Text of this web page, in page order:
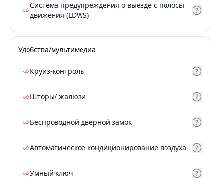
Система предупреждения о выезде с полосы
движения (LDWS)
Удобства/мультимедиа
Круиз-контроль
Шторы/ жалюзи
Беспроводной дверной замок
Автоматическое кондиционирование воздуха
Умный ключ